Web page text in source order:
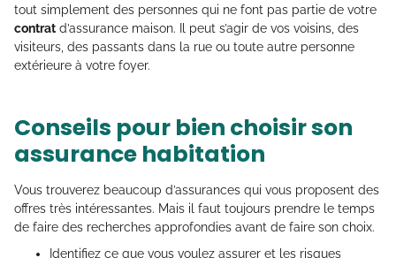
tout simplement des personnes qui ne font pas partie de votre
contratd’assurance maison. Il peut s’agir de vos voisins, des
visiteurs, des passants dans la rue ou toute autre personne
extérieure à votre foyer.
Conseils pour bien choisir son
assurance habitation
Vous trouverez beaucoup d’assurances qui vous proposent des
offres très intéressantes. Mais il faut toujours prendre le temps
de faire des recherches approfondies avant de faire son choix.
Identifiez ce que vous voulez assurer et les risques